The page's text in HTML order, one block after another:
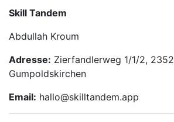
Skill Tandem
Abdullah Kroum
Adresse: Zierfandlerweg 1/1/2, 2352
Gumpoldskirchen
Email: hallo@skilltandem.app